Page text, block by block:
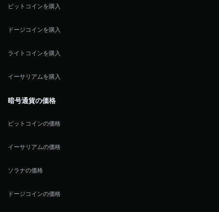
ビットコインを購入
ドージコインを購入
ライトコインを購入
イーサリアムを購入
暗号通貨の価格
ビットコインの価格
イーサリアムの価格
ソラナの価格
ドージコインの価格